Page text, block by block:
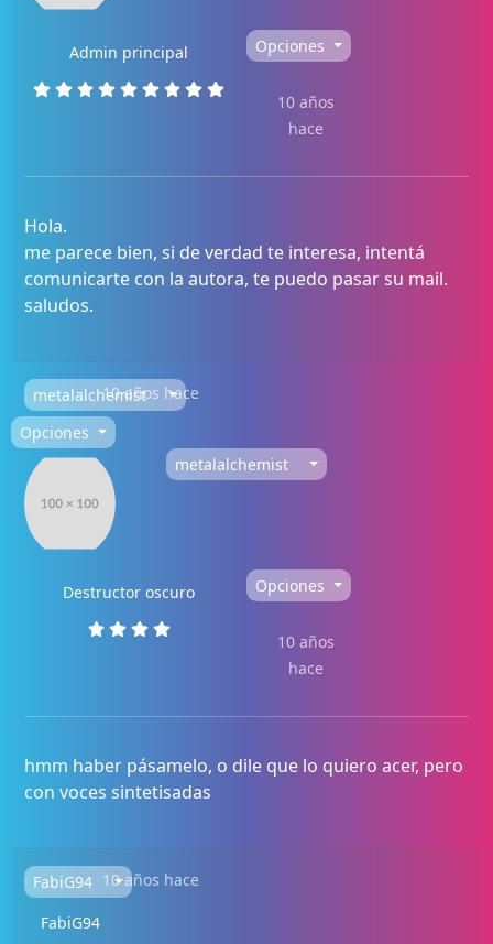
Admin principal Opciones
10 años
hace
Hola.
me parece bien, si de verdad te interesa, intentá
comunicarte con la autora, te puedo pasar su mail.
saludos.
metalalchemist10 años hace
Opciones
metalalchemist
Destructor oscuro Opciones
10 años
hace
hmm haber pásamelo, o dile que lo quiero acer, pero
con voces sintetisadas
FabiG94
FabiG94
10 años hace